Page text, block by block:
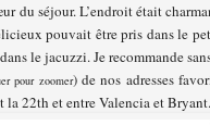
du séjour. L’endroit était
pouvait être pris dans le
le jacuzzi. Je recommande
pour zoomer) de nos adresses
la 22th et entre Valencia et Bryant.